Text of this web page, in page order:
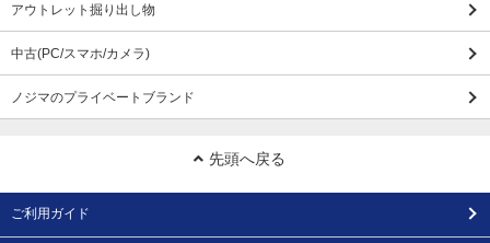
アウトレット掘り出し物
中古(PC/スマホ/カメラ)
ノジマのプライベートブランド
先頭へ戻る
ご利用ガイド